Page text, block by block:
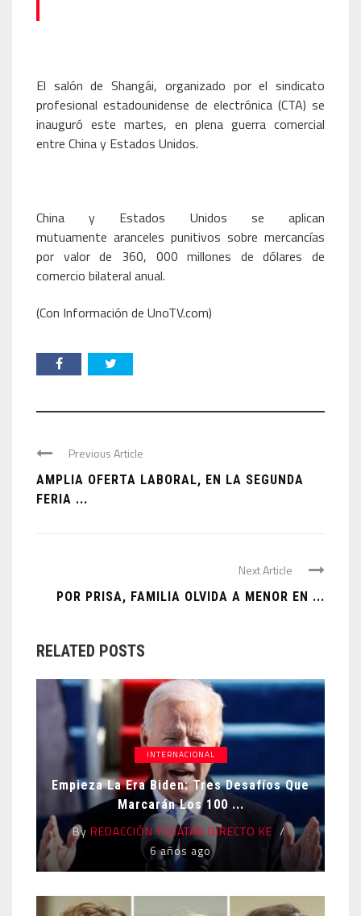
El salón de Shangái, organizado por el sindicato
profesional estadounidense de electrónica (CTA) se
inauguró este martes, en plena guerra comercial
entre China y Estados Unidos.
China y Estados Unidos se aplican
mutuamente aranceles punitivos sobre mercancías
por valor de 360, 000 millones de dólares de
comercio bilateral anual.
(Con Información de UnoTV.com)
Previous Article
AMPLIA OFERTA LABORAL, EN LA SEGUNDA
FERIA ...
Next Article
POR PRISA, FAMILIA OLVIDA A MENOR EN ...
RELATED POSTS
INTERNACIONAL
Empieza La Era Biden: Tres Desafíos Que
Marcarán Los 100 ...
By REDACCIÓN YUCATÁN DIRECTO KE
6 años ago